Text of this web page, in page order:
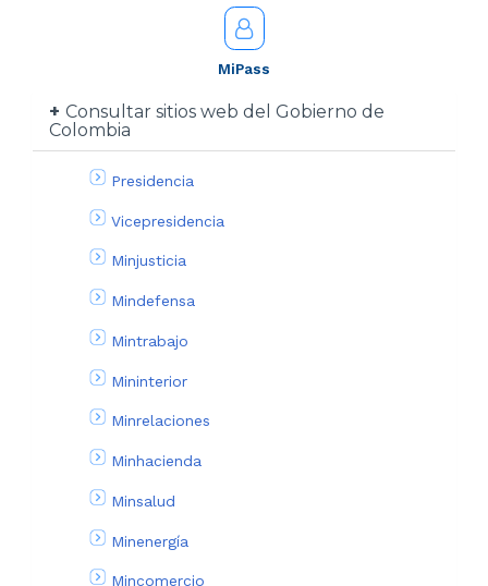
MiPass
Consultar sitios web del Gobierno de
Colombia
Presidencia
Vicepresidencia
Minjusticia
Mindefensa
Mintrabajo
Mininterior
Minrelaciones
Minhacienda
Minsalud
Minenergía
Mincomercio